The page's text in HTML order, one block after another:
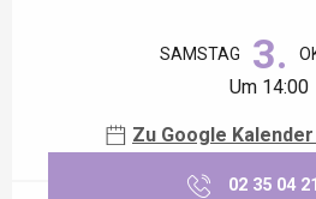
SAMSTAG 3.
Um 14:00
Zu Google
02 35 04